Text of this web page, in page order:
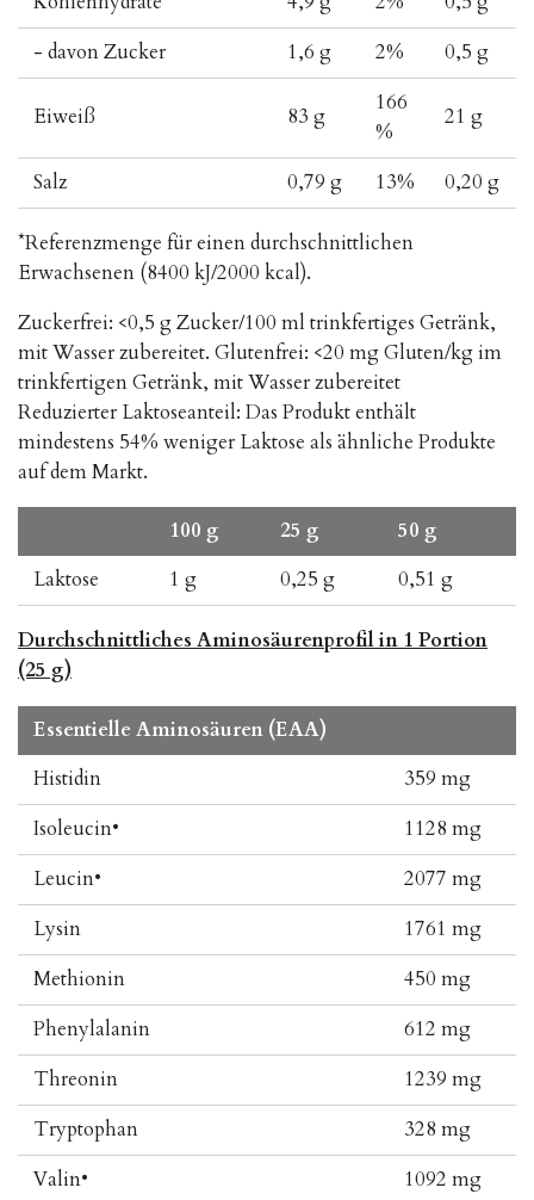
- davon Zucker
1,6 g 2% 0,5 g
Eiweiß 83 g
166
%
21 g
Salz 0,79 g 13% 0,20 g
*Referenzmenge für einen durchschnittlichen
Erwachsenen (8400 kJ/2000 kcal).
Zuckerfrei: <0,5 g Zucker/100 ml trinkfertiges Getränk,
mit Wasser zubereitet. Glutenfrei: <20 mg Gluten/kg im
trinkfertigen Getränk, mit Wasser zubereitet
Reduzierter Laktoseanteil: Das Produkt enthält
mindestens 54% weniger Laktose als ähnliche Produkte
auf dem Markt.
100 g 25 g
50 g
Laktose
1 g 0,25 g 0,51 g
Durchschnittliches Aminosäurenprofil in 1 Portion
(25 g)
Essentielle Aminosäuren (EAA)
Histidin
359 mg
Isoleucin•
1128 mg
Leucin•
2077 mg
Lysin
1761 mg
Methionin
450 mg
Phenylalanin
612 mg
Threonin
1239 mg
Tryptophan
328 mg
Valin•
1092 mg